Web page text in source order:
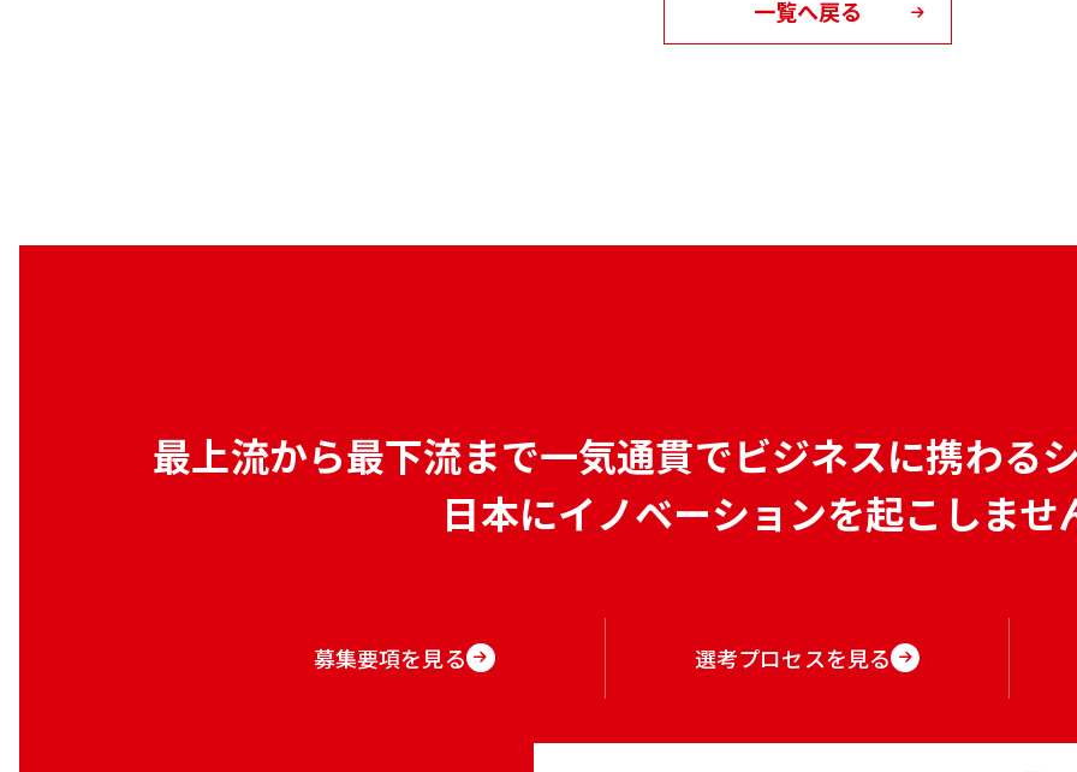
一覧へ戻る
最上流から最下流まで一気通貫でビジネスに携わる
日本にイノベーションを起こしませ
募集要項を見る 選考プロセスを見る